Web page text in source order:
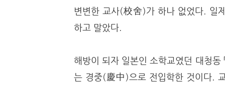
변변한 교사(校舍)가 하나 없었다. 일
하고 말았다.
해방이 되자 일본인 소학교였던 대청동
는 경중(慶中)으로 전입학한 것이다.